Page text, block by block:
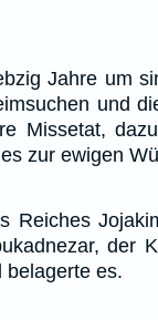
Jahre um
und
Missetat,
zur ewigen
Reiches
der
belagerte es.